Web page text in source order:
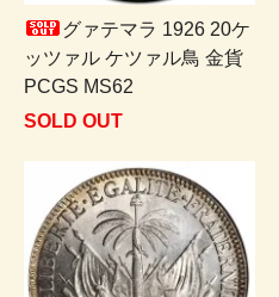
グァテマラ 1926 20ケ
ッツァル ケツァル鳥 金貨
PCGS MS62
SOLD OUT